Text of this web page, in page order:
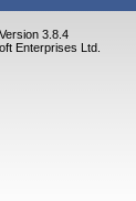
3.8.4
Enterprises Ltd.